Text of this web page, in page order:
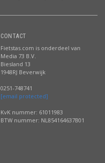
CONTACT
Fietstas.com is onderdeel van
Media 73 B.V.
Biesland 13
1948RJ Beverwijk
0251-748741
[email protected]
KvK nummer: 61011983
BTW nummer: NL854164637B01